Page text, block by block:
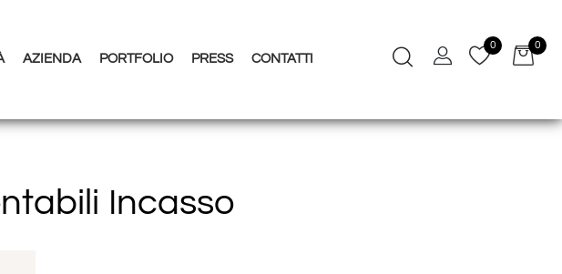
AZIENDA PORTFOLIO PRESS CONTATTI
0 0
Incasso